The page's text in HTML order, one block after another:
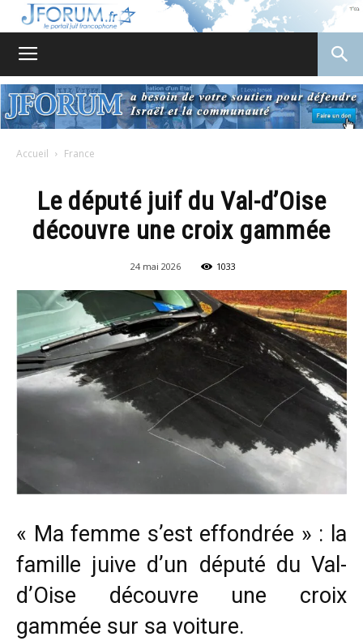
Accueil France
Le député juif du Val-d’Oise
découvre une croix gammée
24 mai 2026 1033
« Ma femme s’est effondrée » : la
famille juive d’un député du Val-
d’Oise découvre une croix
gammée sur sa voiture.